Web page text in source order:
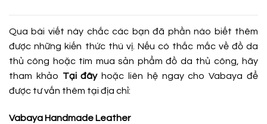
Qua bài viết này chắc các bạn đã phần nào biết thêm
được những kiến thức thú vị. Nếu có thắc mắc về đồ da
thủ công hoặc tìm mua sản phẩm đồ da thủ công, hãy
tham khảo Tại đâyhoặc liên hệ ngay cho Vabaya để
được tư vấn thêm tại địa chỉ:
Vabaya Handmade Leather